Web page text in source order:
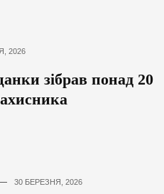
2026
зібрав понад 20
30 БЕРЕЗНЯ, 2026